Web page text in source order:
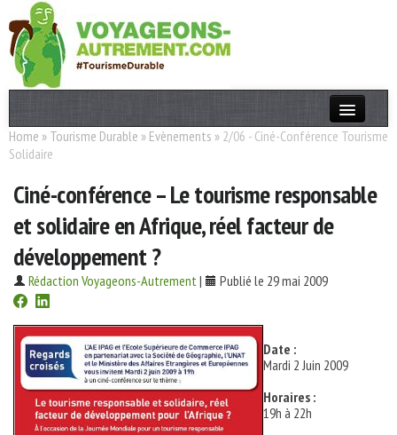
Actualités
Destinations
Acteurs
Thèmes
OK
Home » Tourisme Durable » Evènements » 2/06 - Ciné-Conférence Tourisme
Solidaire
Ciné-conférence – Le tourisme responsable
et solidaire en Afrique, réel facteur de
développement ?
Rédaction Voyageons-Autrement| Publié le 29 mai 2009
Date :
Mardi 2 Juin 2009
Horaires :
19h à 22h